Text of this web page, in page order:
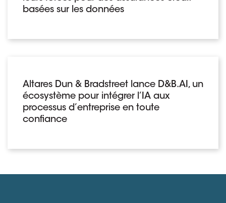
basées sur les données
Altares Dun & Bradstreet lance D&B.AI, un
écosystème pour intégrer l’IA aux
processus d’entreprise en toute
confiance